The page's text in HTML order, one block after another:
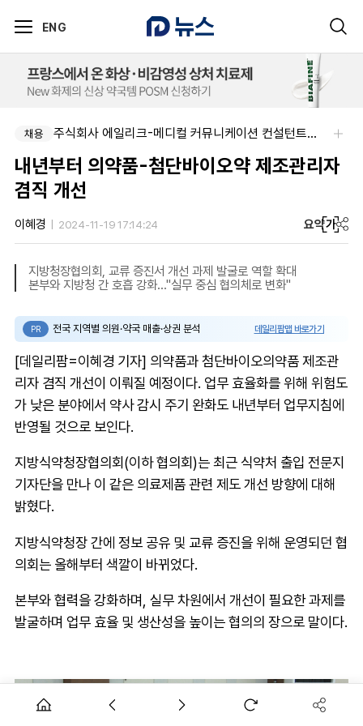
ENG
채용 주식회사 에일리크-메디컬 커뮤니케이션 컨설턴트(Associate) / 메디컬라이터 채용
내년부터 의약품-첨단바이오약 제조관리자
겸직 개선
이혜경 2024-11-19 17:14:24 요약가
지방청장협의회, 교류 증진서 개선 과제 발굴로 역할 확대
본부와 지방청 간 호흡 강화…"실무 중심 협의체로 변화"
PR 전국 지역별 의원·약국 매출·상권 분석 데일리팜맵 바로가기
[데일리팜=이혜경 기자] 의약품과 첨단바이오의약품 제조관
리자 겸직 개선이 이뤄질 예정이다. 업무 효율화를 위해 위험도
가 낮은 분야에서 약사 감시 주기 완화도 내년부터 업무지침에
반영될 것으로 보인다.
지방식약청장협의회(이하 협의회)는 최근 식약처 출입 전문지
기자단을 만나 이 같은 의료제품 관련 제도 개선 방향에 대해
밝혔다.
지방식약청장 간에 정보 공유 및 교류 증진을 위해 운영되던 협
의회는 올해부터 색깔이 바뀌었다.
본부와 협력을 강화하며, 실무 차원에서 개선이 필요한 과제를
발굴하며 업무 효율 및 생산성을 높이는 협의의 장으로 말이다.